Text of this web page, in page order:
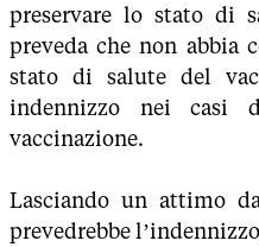
preservare lo stato di
preveda che non abbia
stato di salute del
indennizzo nei casi
vaccinazione.
Lasciando un attimo
prevedrebbe